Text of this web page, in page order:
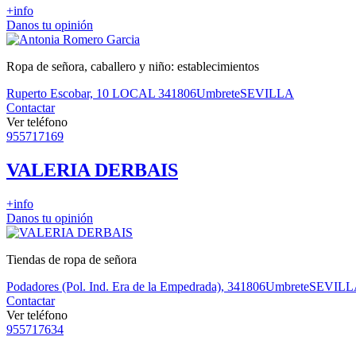
+info
Danos tu opinión
Ropa de señora, caballero y niño: establecimientos
Ruperto Escobar, 10 LOCAL 341806UmbreteSEVILLA
Contactar
Ver teléfono
955717169
VALERIA DERBAIS
+info
Danos tu opinión
Tiendas de ropa de señora
Podadores (Pol. Ind. Era de la Empedrada), 341806Umbrete
Contactar
Ver teléfono
955717634